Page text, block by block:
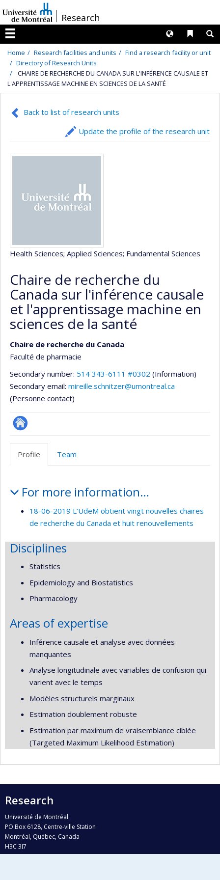
au
contenu
/Research
Menu
Liens
Langues
Home Research facilities and units
Find a research facility or unit
Directory of Research Units
CHAIRE DE RECHERCHE DU CANADA SUR L'INFÉRENCE CAUSALE ET
L'APPRENTISSAGE MACHINE EN SCIENCES DE LA SANTÉ
Back to list of research units
Update the profile of the research unit
Health Sciences; Applied Sciences; Fundamental Sciences
Chaire de recherche du
Canada sur l'inférence causale
et l'apprentissage machine en
sciences de la santé
Chaire de recherche du Canada
Faculté de pharmacie
Secondary number: 514 343-6111 #0302 (Information)
Secondary email: mireille.schnitzer@umontreal.ca
(Personne contact)
Autre
Profile Team
For more information…
18-06-2019 L’UdeM obtient vingt nouvelles chaires
de recherche du Canada et huit renouvellements
Disciplines
Statistics
Epidemiology and Biostatistics
Pharmacology
Areas of expertise
Inférence causale et analyse avec données
manquantes
Analyse longitudinale avec variables de confusion qui
varient avec le temps
Modèles structurels marginaux
Estimation doublement robuste
Estimation par maximum de vraisemblance ciblée
(Targeted Maximum Likelihood Estimation)
Research
Université de Montréal
PO Box 6128, Centre-ville Station
Montréal, Québec, Canada
H3C 3J7